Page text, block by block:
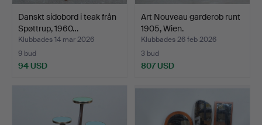
Danskt sidobord i teak från
Spøttrup, 1960…
Klubbades 14 mar 2026
9 bud
94 USD
Art Nouveau garderob runt
1905, Wien.
Klubbades 26 feb 2026
3 bud
807 USD